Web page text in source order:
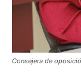
Consejera de